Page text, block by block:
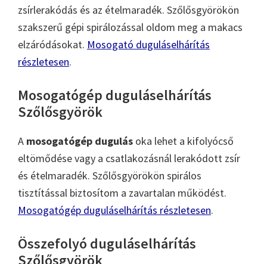
zsírlerakódás és az ételmaradék. Szőlősgyörökön
szakszerű gépi spirálozással oldom meg a makacs
elzáródásokat. Mosogató duguláselhárítás
részletesen.
Mosogatógép duguláselhárítás
Szőlősgyörök
A mosogatógép dugulás oka lehet a kifolyócső
eltömődése vagy a csatlakozásnál lerakódott zsír
és ételmaradék. Szőlősgyörökön spirálos
tisztítással biztosítom a zavartalan működést.
Mosogatógép duguláselhárítás részletesen.
Összefolyó duguláselhárítás
Szőlősgyörök